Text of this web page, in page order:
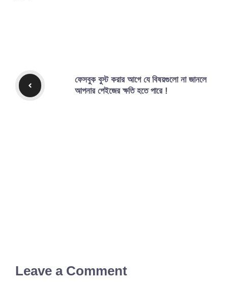
ফেসবুক বুস্ট করার আগে যে বিষয়গুলো না জানলে
আপনার পেইজের ক্ষতি হতে পারে !
Leave a Comment